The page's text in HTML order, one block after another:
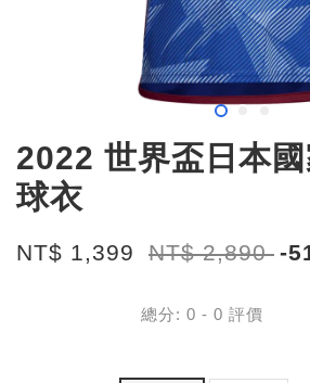
2022 世界盃日本
球衣
NT$ 1,399 NT$ 2,890 -
總分: 0 - 0 評價